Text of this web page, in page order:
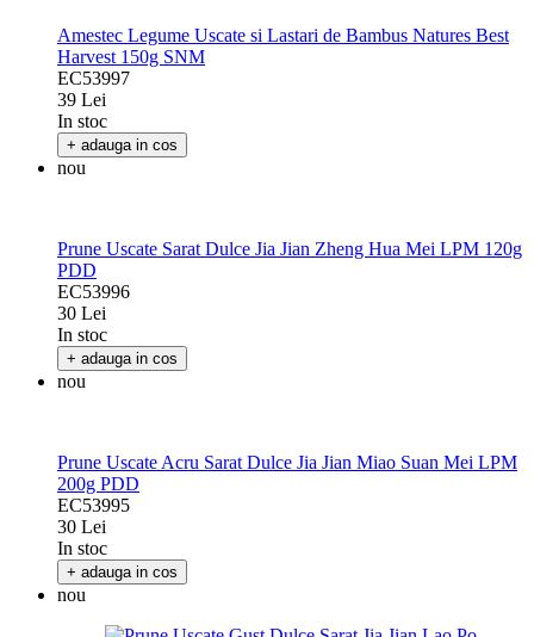
Amestec Legume Uscate si Lastari de Bambus Natures Best
Harvest 150g SNM
EC53997
39 Lei
In stoc
+ adauga in cos
nou
Prune Uscate Sarat Dulce Jia Jian Zheng Hua Mei LPM 120g
PDD
EC53996
30 Lei
In stoc
+ adauga in cos
nou
Prune Uscate Acru Sarat Dulce Jia Jian Miao Suan Mei LPM
200g PDD
EC53995
30 Lei
In stoc
+ adauga in cos
nou